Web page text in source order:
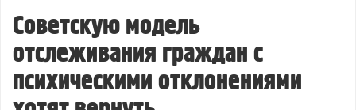
Советскую модель
отслеживания граждан с
психическими отклонениями